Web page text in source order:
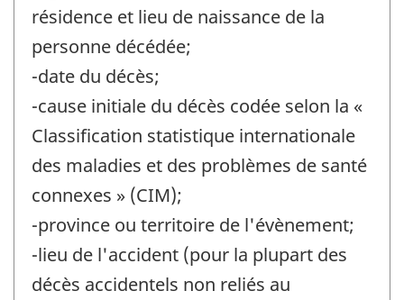
résidence et lieu de naissance de la
personne décédée;
-date du décès;
-cause initiale du décès codée selon la «
Classification statistique internationale
des maladies et des problèmes de santé
connexes » (CIM);
-province ou territoire de l'évènement;
-lieu de l'accident (pour la plupart des
décès accidentels non reliés au